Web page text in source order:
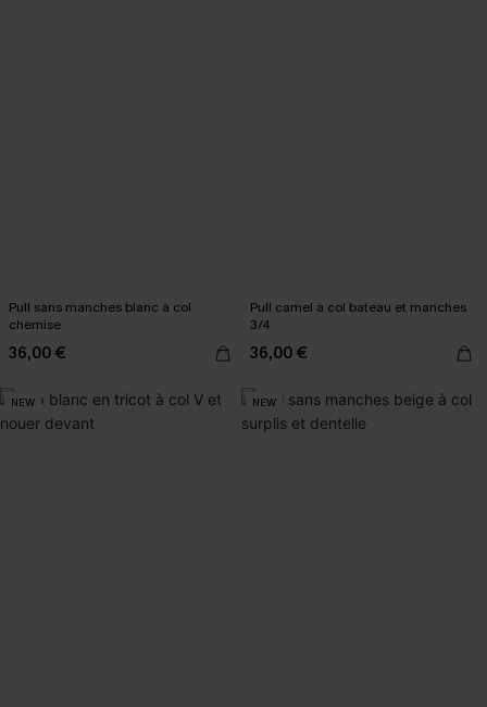
Pull sans manches blanc à col
chemise
36,00 €
Pull camel à col bateau et manches
3/4
36,00 €
NEW NEW